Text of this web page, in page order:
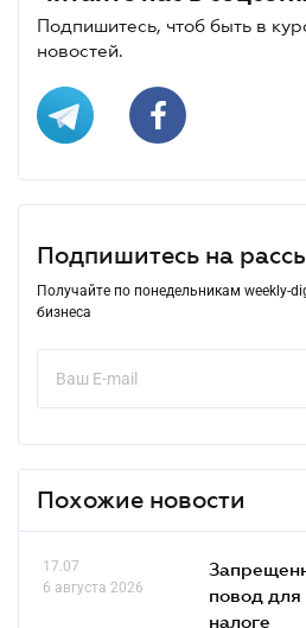
Подпишитесь, чтоб быть в
новостей.
Подпишитесь на
Получайте по понедельникам weekly-
бизнеса
Похожие новости
17.07
6 августа 2026
повод для
налоге